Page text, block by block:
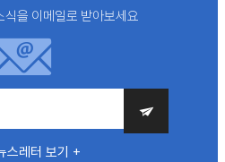
을 이메일로 받아보세요
스레터 보기 +